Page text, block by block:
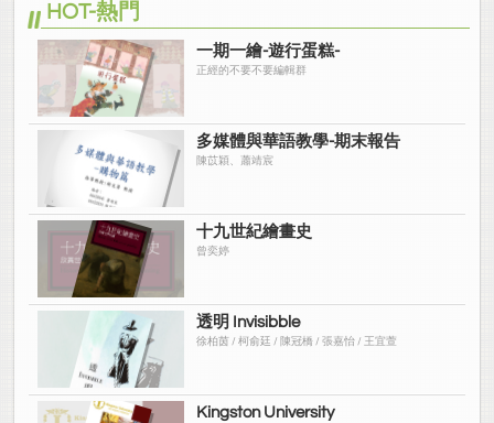
HOT-熱門
一期一繪-遊行蛋糕-
正經的不要不要編輯群
多媒體與華語教學-期末報告
陳苡穎、蕭靖宸
十九世紀繪畫史
曾奕婷
透明 Invisibble
徐柏茵 / 柯俞廷 / 陳冠橋 / 張嘉怡 / 王宜萱
Kingston University